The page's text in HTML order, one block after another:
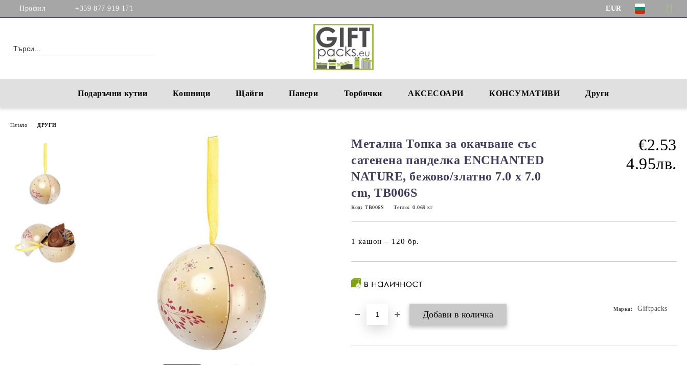
Профил +359 877 919 171 EUR
Подаръчни кутии Кошници Щайги Панери Торбички АКСЕСОАРИ КОНСУМАТИВИ Други
Начало ДРУГИ
Метална Топка за окачване със
сатенена панделка ENCHANTED
NATURE, бежово/златно 7.0 x 7.0
cm, TB006S
€2.53
4.95лв.
Код: TB006S Тегло: 0.069 кг
1 кашон – 120 бр.
Марка: Giftpacks